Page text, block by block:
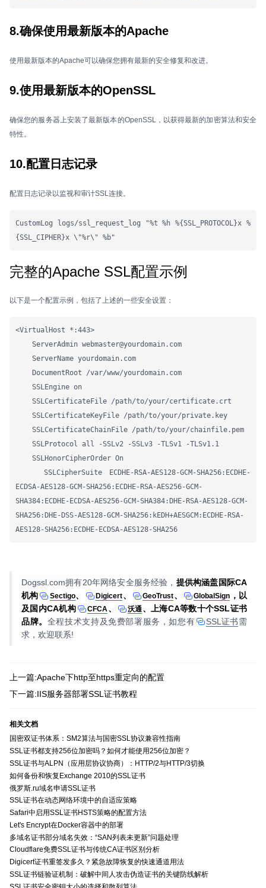
8.确保使用最新版本的Apache
使用最新版本的Apache可以确保您拥有最新的安全修复和改进。
9.使用最新版本的OpenSSL
确保您的服务器上安装了最新版本的OpenSSL，以获得最新的加密算法和安全
特性。
10.配置日志记录
配置日志记录以监视和审计SSL连接。
CustomLog logs/ssl_request_log "%t %h %{SSL_PROTOCOL}x %
{SSL_CIPHER}x \"%r\" %b"
完整的Apache SSL配置示例
以下是一个配置示例，包括了上述的一些安全设置：
<VirtualHost *:443>
ECDSA-AES128-GCM-SHA256:ECDHE-RSA-AES256-GCM-
SHA384:ECDHE-ECDSA-AES256-GCM-SHA384:DHE-RSA-AES128-GCM-
SHA256:DHE-DSS-AES128-GCM-SHA256:kEDH+AESGCM:ECDHE-RSA-
AES128-SHA256:ECDHE-ECDSA-AES128-SHA256
Dogssl.com拥有20年网络安全服务经验， 提供构涵盖国际CA
机构
Sectigo、 Digicert、 GeoTrust、 GlobalSign ，以
及国内CA机构
CFCA、 沃通、上海CA等数十个SSL证书
品牌。 全程技术支持及免费部署服务，如您有 SSL证书需
求，欢迎联系!
上一篇:Apache下http至https重定向的配置
下一篇:IIS服务器部署SSL证书教程
相关文档
国密双证书体系：SM2算法与国密SSL协议兼容性指南
SSL证书都支持256位加密吗？如何才能使用256位加密？
SSL证书与ALPN（应用层协议协商）：HTTP/2与HTTP/3切换
如何备份和恢复Exchange 2010的SSL证书
俄罗斯.ru域名申请SSL证书
SSL证书在动态网络环境中的自适应策略
Safari中启用SSL证书HSTS策略的配置方法
Let's Encrypt在Docker容器中的部署
多域名证书部分域名失效：“SAN列表未更新”问题处理
Cloudflare免费SSL证书与传统CA证书区别分析
Digicert证书重签发多久？紧急故障恢复的快速通道用法
SSL证书链验证机制：破解中间人攻击伪造证书的关键防线解析